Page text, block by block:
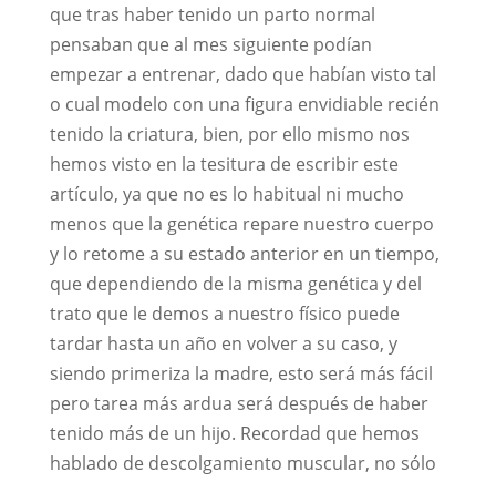
que tras haber tenido un parto normal
pensaban que al mes siguiente podían
empezar a entrenar, dado que habían visto tal
o cual modelo con una figura envidiable recién
tenido la criatura, bien, por ello mismo nos
hemos visto en la tesitura de escribir este
artículo, ya que no es lo habitual ni mucho
menos que la genética repare nuestro cuerpo
y lo retome a su estado anterior en un tiempo,
que dependiendo de la misma genética y del
trato que le demos a nuestro físico puede
tardar hasta un año en volver a su caso, y
siendo primeriza la madre, esto será más fácil
pero tarea más ardua será después de haber
tenido más de un hijo. Recordad que hemos
hablado de descolgamiento muscular, no sólo